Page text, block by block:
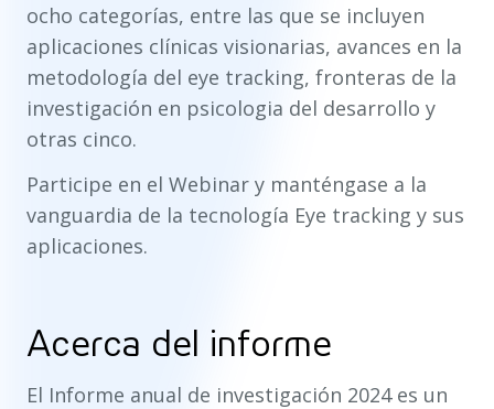
ocho categorías, entre las que se incluyen
aplicaciones clínicas visionarias, avances en la
metodología del eye tracking, fronteras de la
investigación en psicologia del desarrollo y
otras cinco.
Participe en el Webinar y manténgase a la
vanguardia de la tecnología Eye tracking y sus
aplicaciones.
Acerca del informe
El Informe anual de investigación 2024 es un